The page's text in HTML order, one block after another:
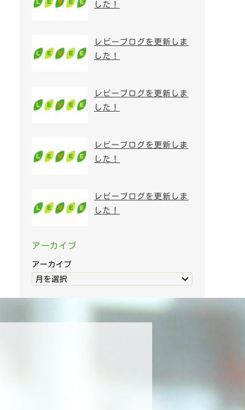
した！
レビーブログを更新しま
した！
レビーブログを更新しま
した！
レビーブログを更新しま
した！
レビーブログを更新しま
した！
アーカイブ
アーカイブ
月を選択